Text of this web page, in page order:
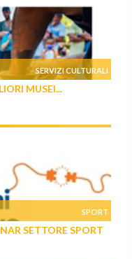
SERVIZI CULTURALI
MUSEI...
SPORT
SETTORE SPORT